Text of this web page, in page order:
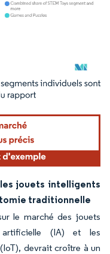
une attribution sous CC BY
jouets intelligents
traditionnelle
le marché des jouets
artificielle (IA) et les
devrait croître à un